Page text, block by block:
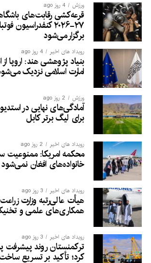
ورزش 4 روز ago
قرعه‌کشی رقابت‌های
برگزار می‌شود
رویداد های اخیر 4 روز ago
بنیاد پژوهشی هند: اروپا از
امارت اسلامی نزدیک
ورزش 2 روز ago
آمادگی‌های نهایی در
برای لیگ برتر کابل
رویداد های اخیر 2 روز ago
محکمه امریکا: ممنوعیت
خانواده‌های افغان نمی‌شود
رویداد های اخیر 3 روز ago
هیأت عالی‌رتبه وزارت
همکاری‌های علمی و
رویداد های اخیر 3 روز ago
ترکمنستان روند پیشرفت
کرد؛ تأکید بر تسریع